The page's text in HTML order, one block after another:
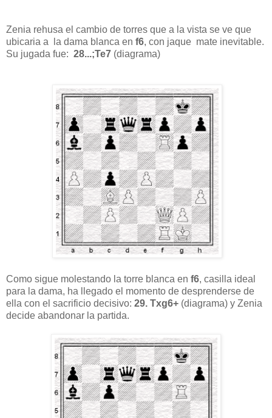
Zenia rehusa el cambio de torres que a la vista se ve que
ubicaria a la dama blanca en f6, con jaque mate inevitable.
Su jugada fue: 28...;Te7 (diagrama)
Como sigue molestando la torre blanca en f6, casilla ideal
para la dama, ha llegado el momento de desprenderse de
ella con el sacrificio decisivo: 29. Txg6+ (diagrama) y Zenia
decide abandonar la partida.